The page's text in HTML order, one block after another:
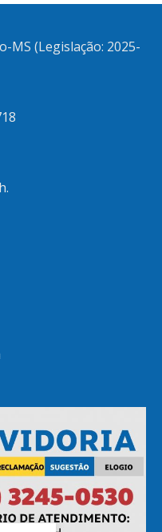
MS (Legislação: 2025-